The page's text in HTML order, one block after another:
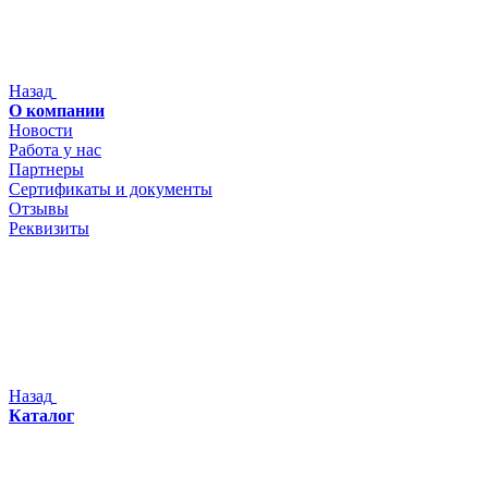
Назад
О компании
Новости
Работа у нас
Партнеры
Сертификаты и документы
Отзывы
Реквизиты
Назад
Каталог